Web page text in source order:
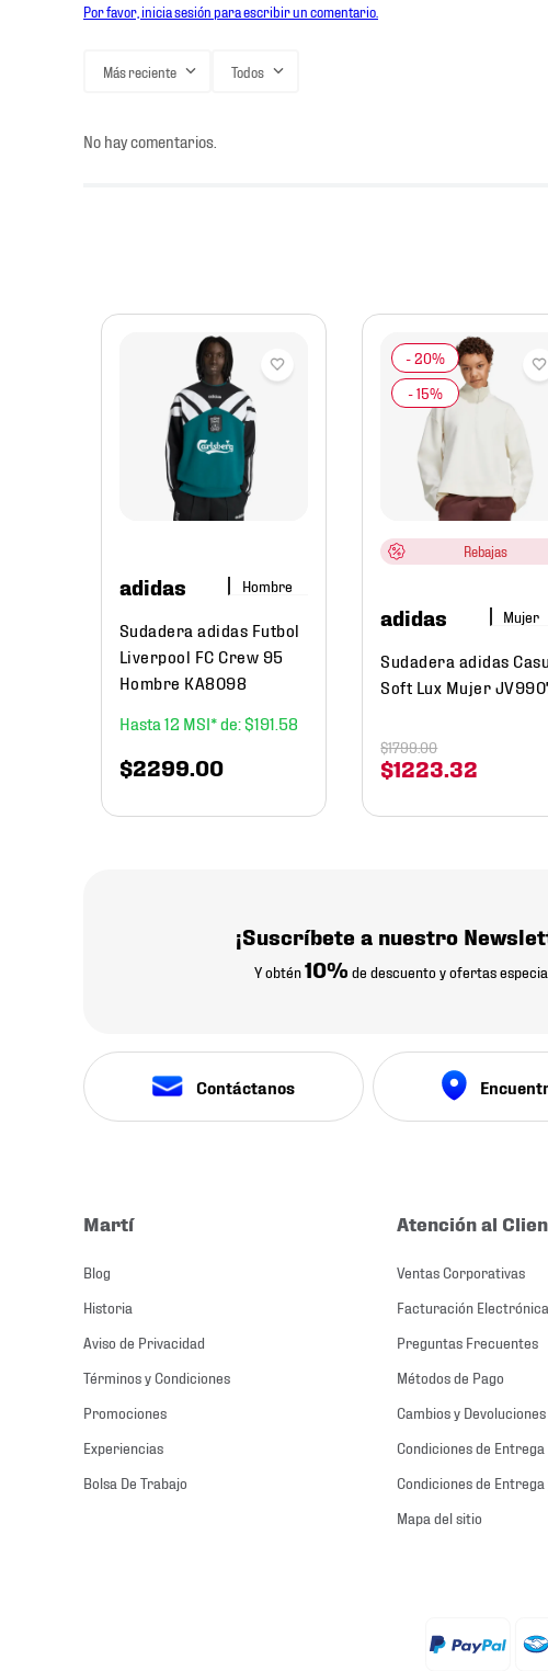
Por favor, inicia sesión para escribir un comentario.
Más reciente Todos
No hay comentarios.
adidas Hombre
Sudadera adidas Futbol
Liverpool FC Crew 95
Hombre KA8098
12
$191 58
$2299.00
Rebajas
adidas Mujer
Sudadera adidas
Soft Lux Mujer
$1223.32
$1799.00
¡Suscríbete a nuestro
Y obtén10% de descuento y ofertas
Contáctanos
Martí
Blog
Historia
Aviso de Privacidad
Términos y Condiciones
Promociones
Experiencias
Bolsa De Trabajo
Atención al
Ventas Corporativas
Facturación Electrónica
Preguntas Frecuentes
Métodos de Pago
Cambios y Devoluciones
Condiciones de Entrega
Condiciones de
Mapa del sitio